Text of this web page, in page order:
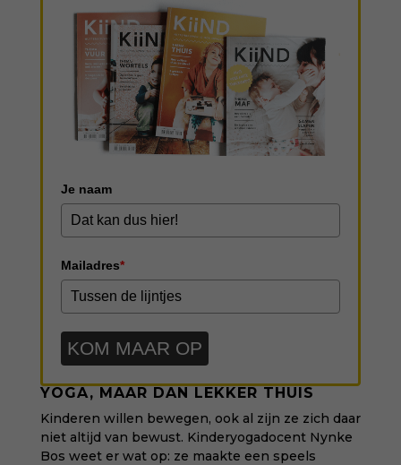
Je naam
Mailadres*
KOM MAAR OP
YOGA, MAAR DAN LEKKER THUIS
Kinderen willen bewegen, ook al zijn ze zich daar
niet altijd van bewust. Kinderyogadocent Nynke
Bos weet er wat op: ze maakte een speels